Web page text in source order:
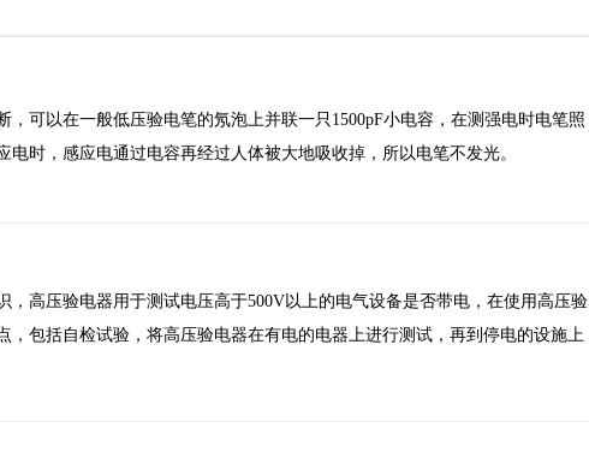
，可以在一般低压验电笔的氖泡上并联一只1500pF小电容，在测强电时电笔照
电时，感应电通过电容再经过人体被大地吸收掉，所以电笔不发光。
，高压验电器用于测试电压高于500V以上的电气设备是否带电，在使用高压验
，包括自检试验，将高压验电器在有电的电器上进行测试，再到停电的设施上